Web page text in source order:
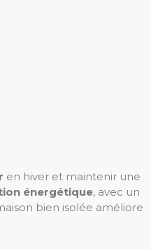
en hiver et maintenir une
énergétique, avec un
bien isolée améliore